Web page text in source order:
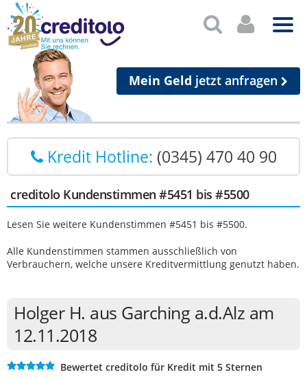
Mein Geld jetzt anfragen
Kredit Hotline: (0345) 470 40 90
creditolo Kundenstimmen #5451 bis #5500
Lesen Sie weitere Kundenstimmen #5451 bis #5500.
Alle Kundenstimmen stammen ausschließlich von
Verbrauchern, welche unsere Kreditvermittlung genutzt haben.
Holger H. aus Garching a.d.Alz am
12.11.2018
Bewertet creditolo für Kredit mit 5 Sternen